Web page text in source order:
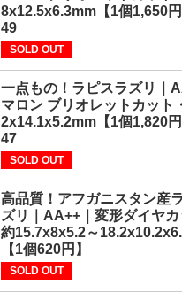
8x12.5x6.3mm【1個1,650
49
SOLD OUT
一点もの！ラピスラズリ｜
マロン ブリオレットカット
2x14.1x5.2mm【1個1,820
47
SOLD OUT
高品質！アフガニスタン産
ズリ｜AA++｜変形ダイヤカ
約15.7x8x5.2～
【1個620円】
SOLD OUT